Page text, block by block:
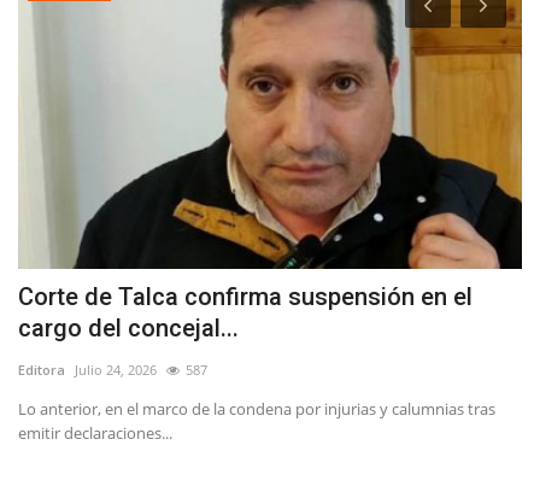
Corte de Talca confirma suspensión en el
cargo del concejal...
Editora Julio 24, 2026 587
Lo anterior, en el marco de la condena por injurias y calumnias tras
emitir declaraciones...